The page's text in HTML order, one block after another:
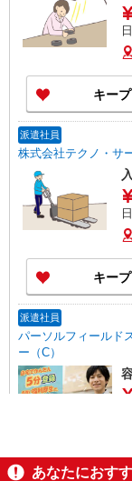
給
キープ
派遣社員
株式会社テクノ・サ
給
キープ
派遣社員
パーソルフィールド
ー（C）
あなたにおす